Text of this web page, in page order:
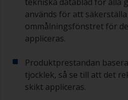
används för att
ommålningsfönstret för
appliceras.
Produktprestandan
tjocklek, så se till att det
skikt appliceras.